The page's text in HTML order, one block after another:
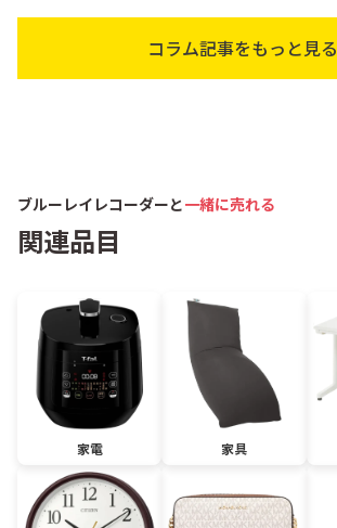
コラム記事をもっと見る
ブルーレイレコーダーと一緒に売れる
関連品目
家電 家具